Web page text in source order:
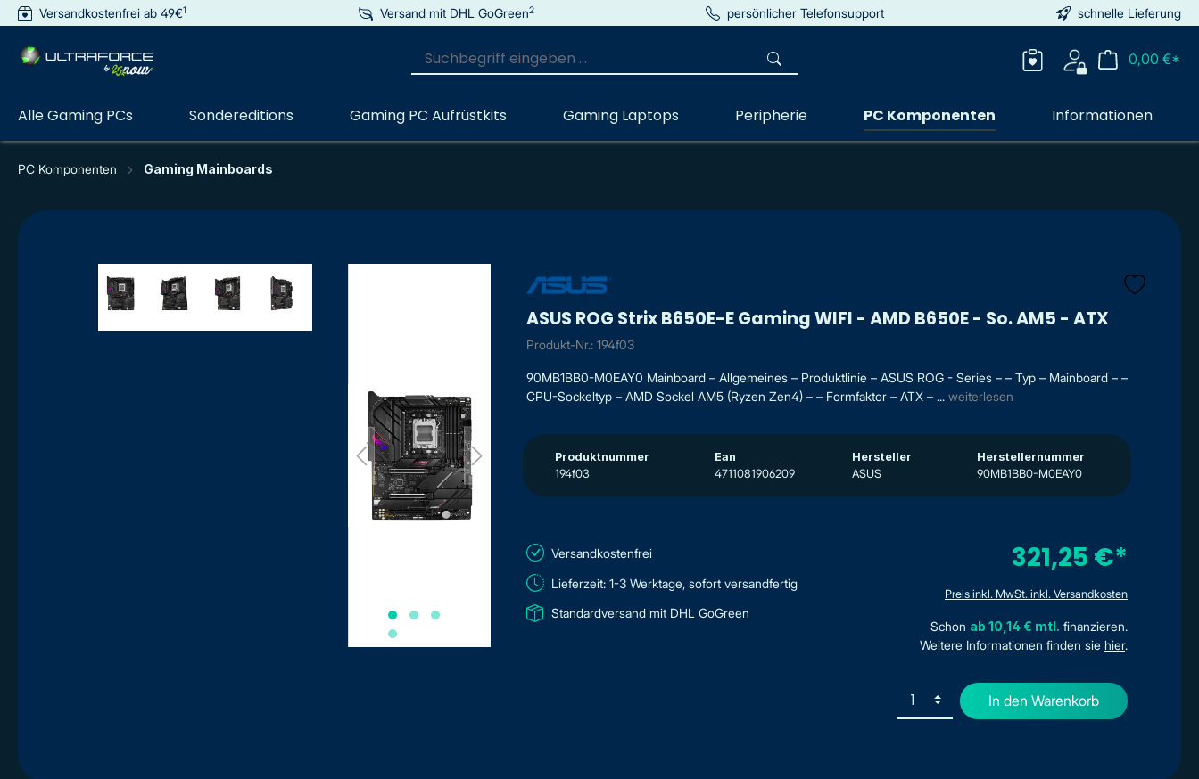
springen Zur Hauptnavigation springen
Versandkostenfrei ab 49€1 Versand mit DHL GoGreen2 persönlicher Telefonsupport schnelle Lieferung
0,00 €*
Alle Gaming PCs Sondereditions Gaming PC Aufrüstkits Gaming Laptops Peripherie PC Komponenten Informationen
PC Komponenten Gaming Mainboards
ASUS ROG Strix B650E-E Gaming WIFI - AMD B650E - So. AM5 - ATX
Produkt-Nr.: 194f03
90MB1BB0-M0EAY0 Mainboard – Allgemeines – Produktlinie – ASUS ROG - Series – – Typ – Mainboard – –
CPU-Sockeltyp – AMD Sockel AM5 (Ryzen Zen4) – – Formfaktor – ATX – ... weiterlesen
Produktnummer
194f03
Ean
4711081906209
Hersteller
ASUS
Herstellernummer
90MB1BB0-M0EAY0
Versandkostenfrei
Lieferzeit: 1-3 Werktage, sofort versandfertig
Standardversand mit DHL GoGreen
321,25 €*
Preis inkl. MwSt. inkl. Versandkosten
Schon ab 10,14 € mtl. finanzieren.
Weitere Informationen finden sie hier.
In den Warenkorb